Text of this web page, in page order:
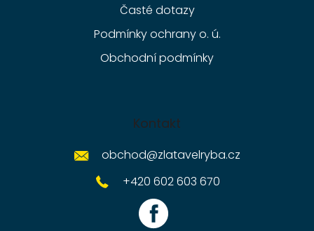
Časté dotazy
Podmínky ochrany o. ú.
Obchodní podmínky
Kontakt
obchod@zlatavelryba.cz
+420 602 603 670